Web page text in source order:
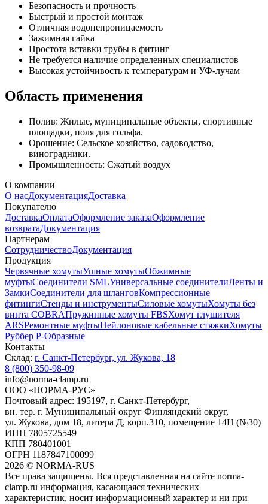
Безопасность и прочность
Быстрый и простой монтаж
Отличная водонепроницаемость
Зажимная гайка
Простота вставки трубы в фитинг
Не требуется наличие определенных специалистов
Высокая устойчивость к температурам и УФ-лучам
Область применения
Полив: Жилые, муниципальные объекты, спортивные
площадки, поля для гольфа.
Орошение: Сельское хозяйство, садоводство,
виноградники.
Промышленность: Сжатый воздух
О компании
О насДокументацияДоставка
Покупателю
ДоставкаОплатаОформление заказаОформление
возвратаДокументация
Партнерам
СотрудничествоДокументация
Продукция
Червячные хомутыУшные хомутыОбжимные
муфтыСоединители SMLУниверсальные соединителиЛенты и
ЗамкиСоединители для шланговКомпрессионные
фитингиСтенды и инструментыСиловые хомутыХомуты без
винта COBRAПружинные хомуты FBSХомут глушителя
ARSРемонтные муфтыНейлоновые кабельные стяжкиХомуты
Руббер Р-Образные
Контакты
Склад: г. Санкт-Петербург, ул. Жукова, 18
8 (800) 350-98-09
info@norma-clamp.ru
ООО «НОРМА-РУС»
Почтовый адрес: 195197, г. Санкт-Петербург,
вн. тер. г. Муниципальный округ Финляндский округ,
ул. Жукова, дом 18, литера Д, корп.310, помещение 14Н (№30)
ИНН 7805725549
КПП 780401001
ОГРН 1187847100099
2026 © NORMA-RUS
Все права защищены. Вся представленная на сайте norma-
clamp.ru информация, касающаяся технических
характеристик, носит информационный характер и ни при